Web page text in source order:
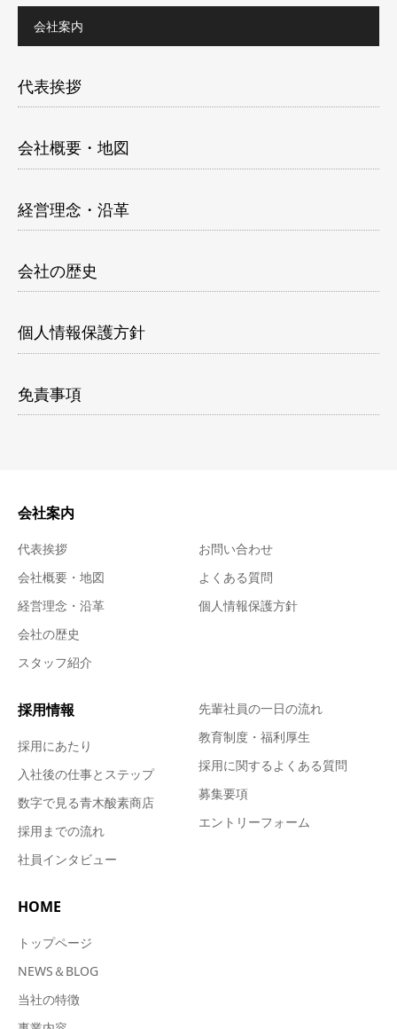
会社案内
代表挨拶
会社概要・地図
経営理念・沿革
会社の歴史
個人情報保護方針
免責事項
会社案内
代表挨拶
会社概要・地図
経営理念・沿革
会社の歴史
スタッフ紹介
お問い合わせ
よくある質問
個人情報保護方針
採用情報
採用にあたり
入社後の仕事とステップ
数字で見る青木酸素商店
採用までの流れ
社員インタビュー
先輩社員の一日の流れ
教育制度・福利厚生
採用に関するよくある質問
募集要項
エントリーフォーム
HOME
トップページ
NEWS＆BLOG
当社の特徴